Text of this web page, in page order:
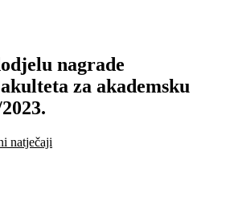
nagrade
za akademsku
natječaji